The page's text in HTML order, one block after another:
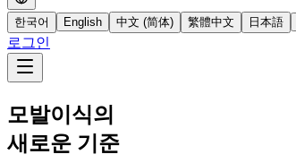
한국어 English 中文 (简体) 繁體中文 日本語
로그인
모발이식의
새로운 기준